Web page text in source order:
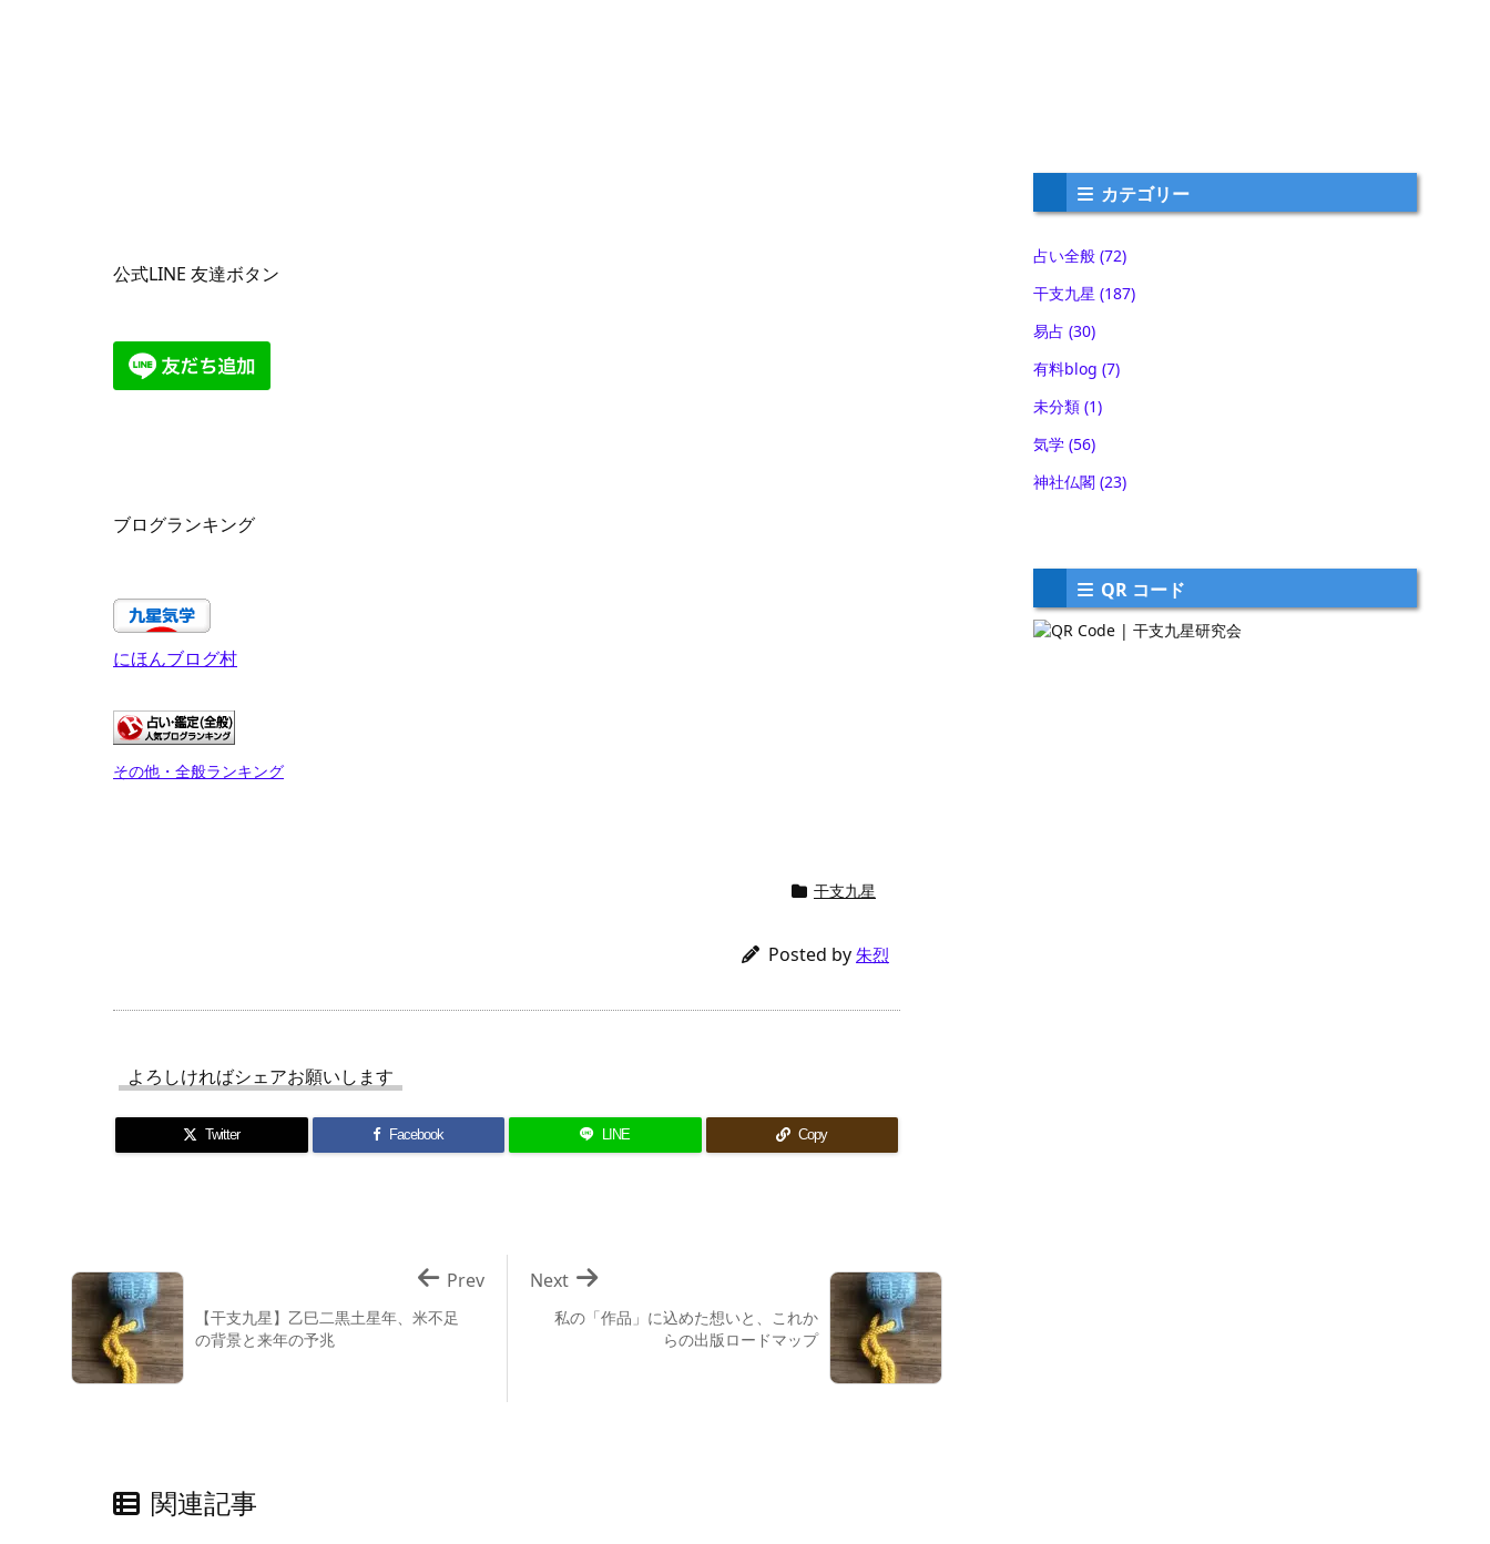
公式LINE 友達ボタン
ブログランキング
にほんブログ村
その他・全般ランキング
干支九星
Posted by 朱烈
よろしければシェアお願いします
Twitter Facebook LINE Copy
私の「作品」に込めた想いと、これか
らの出版ロードマップ
Next
【干支九星】乙巳二黒土星年、米不足
の背景と来年の予兆
Prev
関連記事
カテゴリー
占い全般 (72)
干支九星 (187)
易占 (30)
有料blog (7)
未分類 (1)
気学 (56)
神社仏閣 (23)
QR コード